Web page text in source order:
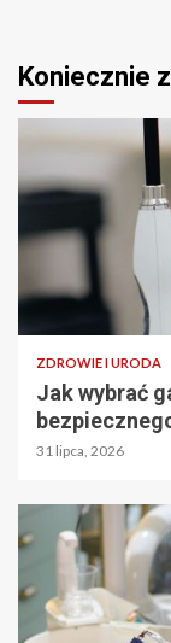
Koniecznie
ZDROWIE I URODA
Jak wybrać
31 lipca, 2026